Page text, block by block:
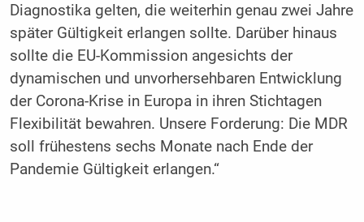
Diagnostika gelten, die weiterhin genau zwei Jahre
später Gültigkeit erlangen sollte. Darüber hinaus
sollte die EU-Kommission angesichts der
dynamischen und unvorhersehbaren Entwicklung
der Corona-Krise in Europa in ihren Stichtagen
Flexibilität bewahren. Unsere Forderung: Die MDR
soll frühestens sechs Monate nach Ende der
Pandemie Gültigkeit erlangen.“